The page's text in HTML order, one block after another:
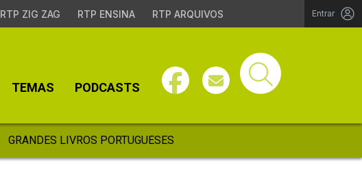
RTP ZIG ZAG RTP ENSINA RTP ARQUIVOS Entrar
TEMAS PODCASTS
GRANDES LIVROS PORTUGUESES